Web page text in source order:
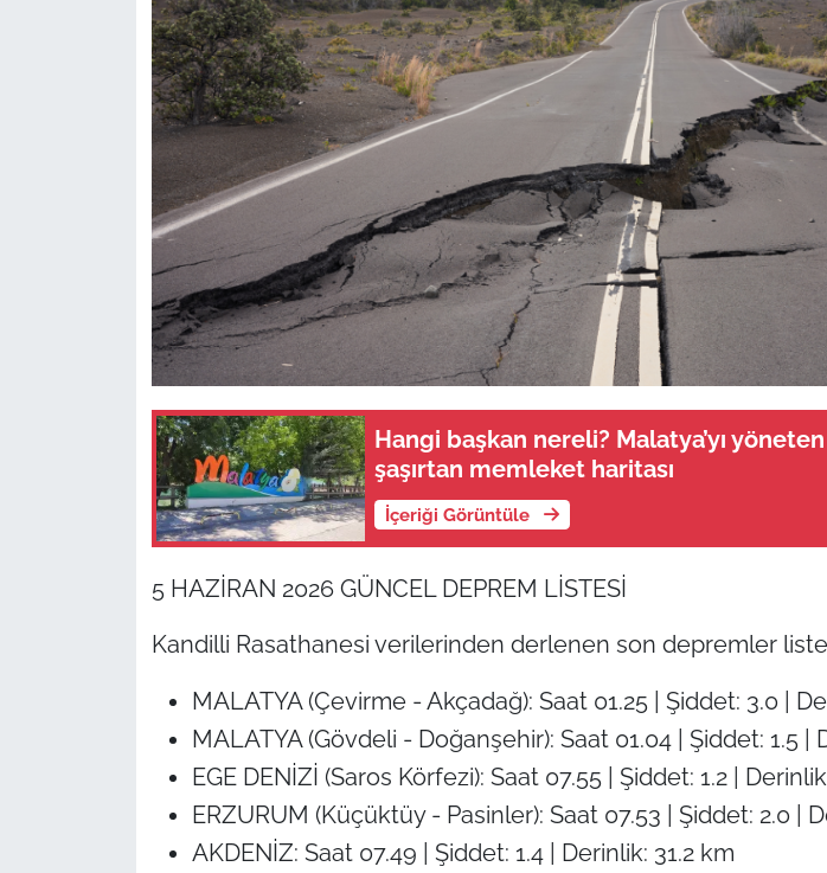
Hangi başkan nereli? Malatya’yı
şaşırtan memleket haritası
İçeriği Görüntüle
5 HAZİRAN 2026 GÜNCEL DEPREM LİSTESİ
Kandilli Rasathanesi verilerinden derlenen son depremler
MALATYA (Çevirme - Akçadağ): Saat 01.25 | Şiddet: 3.0 |
MALATYA (Gövdeli - Doğanşehir): Saat 01.04 | Şiddet: 1.5 |
EGE DENİZİ (Saros Körfezi): Saat 07.55 | Şiddet: 1.2 |
ERZURUM (Küçüktüy - Pasinler): Saat 07.53 | Şiddet: 2.0 |
AKDENİZ: Saat 07.49 | Şiddet: 1.4 | Derinlik: 31.2 km